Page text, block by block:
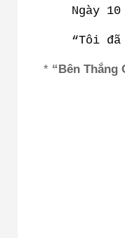
Ngày
“Tôi đã
* “Bên Thắng